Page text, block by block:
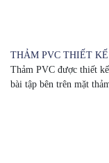
THẢM PVC THIẾT KẾ
Thảm PVC được thiết
bài tập bên trên mặt